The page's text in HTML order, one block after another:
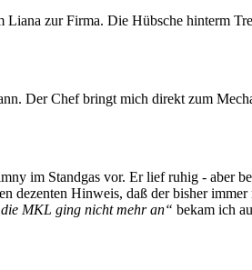
zur Firma. Die Hübsche hinterm
Der Chef bringt mich direkt zum
im Standgas vor. Er lief ruhig - aber
dezenten Hinweis, daß der bisher
MKL ging nicht mehr an“ bekam ich